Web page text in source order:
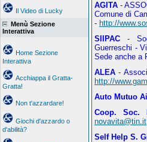
Il Video di Lucky
Menù Sezione
Interattiva
Home Sezione
Interattiva
Acchiappa il Gratta-
Gratta!
Non t'azzardare!
Giochi d'azzardo o
d'abilità?
AGITA -
Comune di
- http://
SIIPAC -
Guerreschi -
Sede anche a
ALEA -
http://
Auto Mutuo
Coop. Soc.
novavita@tin.it
Self Help S.